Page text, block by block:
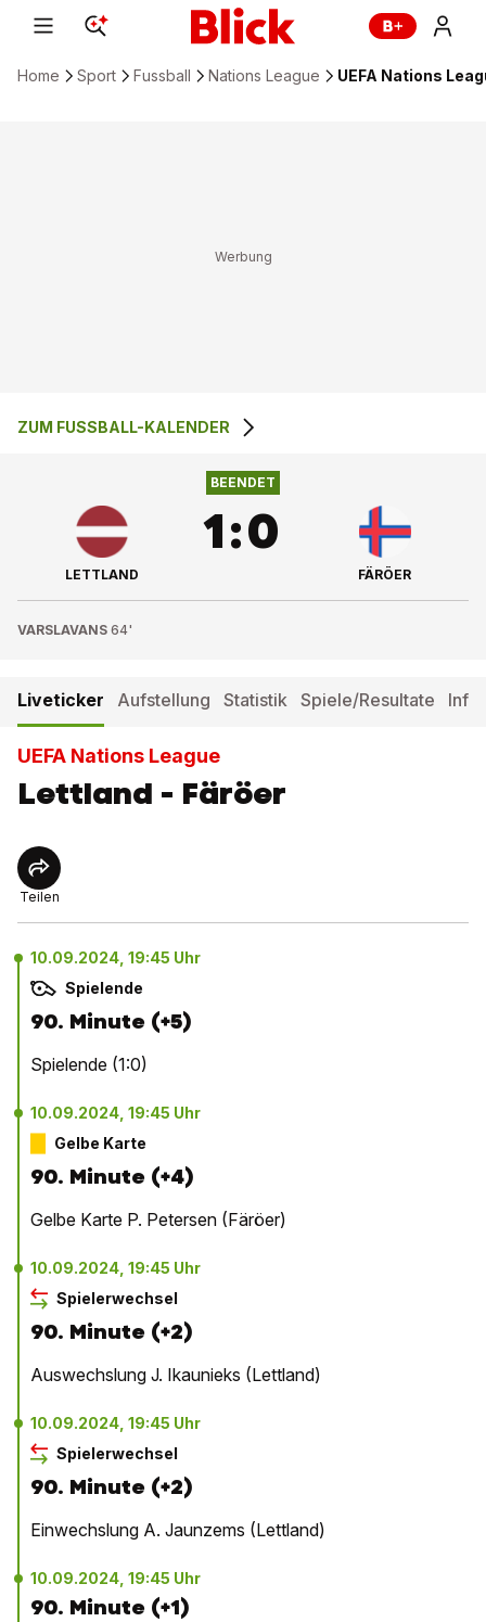
Home Sport Fussball Nations League UEFA Nations
1 :0
ZUM FUSSBALL-KALENDER
LETTLAND
BEENDET
1:0
FÄRÖER
VARSLAVANS 64'
Liveticker Aufstellung Statistik Spiele/Resultate
UEFA Nations League
Lettland - Färöer
Teilen
10.09.2024, 19:45 Uhr
Spielende
90. Minute (+5)
Spielende (1:0)
10.09.2024, 19:45 Uhr
Gelbe Karte
90. Minute (+4)
Gelbe Karte P. Petersen (Färöer)
10.09.2024, 19:45 Uhr
Spielerwechsel
90. Minute (+2)
Auswechslung J. Ikaunieks (Lettland)
10.09.2024, 19:45 Uhr
Spielerwechsel
90. Minute (+2)
Einwechslung A. Jaunzems (Lettland)
10.09.2024, 19:45 Uhr
90. Minute (+1)